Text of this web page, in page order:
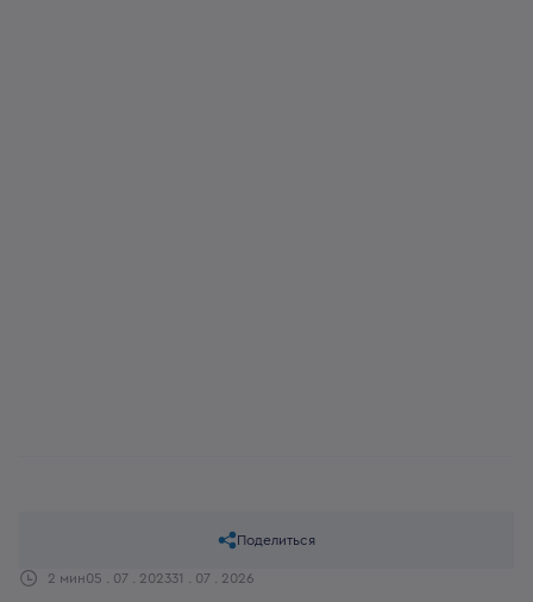
2 мин05 . 07 . 202331 . 07 . 2026
Поделиться